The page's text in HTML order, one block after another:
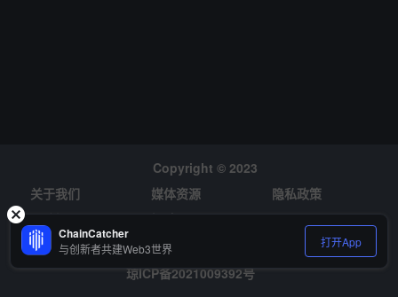
Copyright © 2023
关于我们
媒体资源
隐私政策
风险提示
招聘
琼ICP备2021009392号
ChainCatcher
与创新者共建Web3世界 打开App